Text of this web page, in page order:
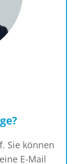
Sie können
E-Mail